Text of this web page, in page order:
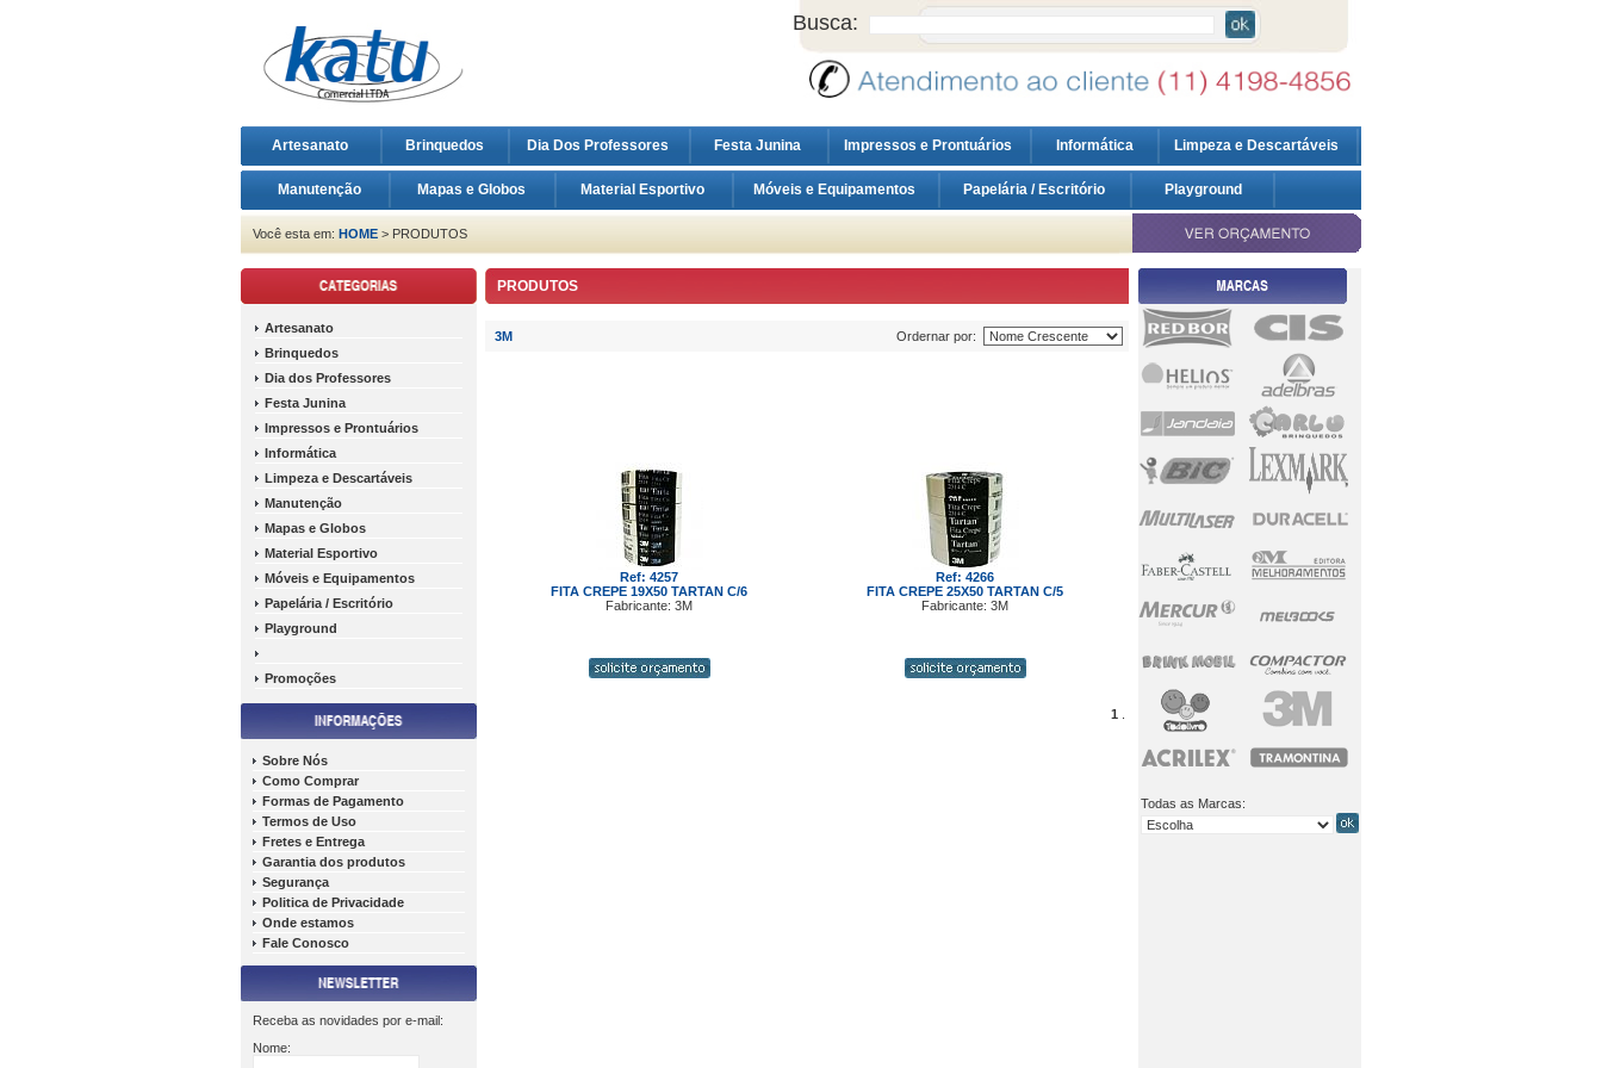
Busca:
Artesanato Brinquedos Dia Dos Professores Festa Junina Impressos e Prontuários Informática Limpeza e Descartáveis
Manutenção Mapas e Globos Material Esportivo Móveis e Equipamentos Papelária / Escritório Playground
Você esta em: HOME > PRODUTOS
Artesanato
Brinquedos
Dia dos Professores
Festa Junina
Impressos e Prontuários
Informática
Limpeza e Descartáveis
Manutenção
Mapas e Globos
Material Esportivo
Móveis e Equipamentos
Papelária / Escritório
Playground
Promoções
Sobre Nós
Como Comprar
Formas de Pagamento
Termos de Uso
Fretes e Entrega
Garantia dos produtos
Segurança
Politica de Privacidade
Onde estamos
Fale Conosco
Receba as novidades por e-mail:
Nome:
PRODUTOS
3M Ordernar por:
Ref: 4257
FITA CREPE 19X50 TARTAN C/6
Fabricante: 3M
Ref: 4266
FITA CREPE 25X50 TARTAN C/5
Fabricante: 3M
1
Todas as Marcas: